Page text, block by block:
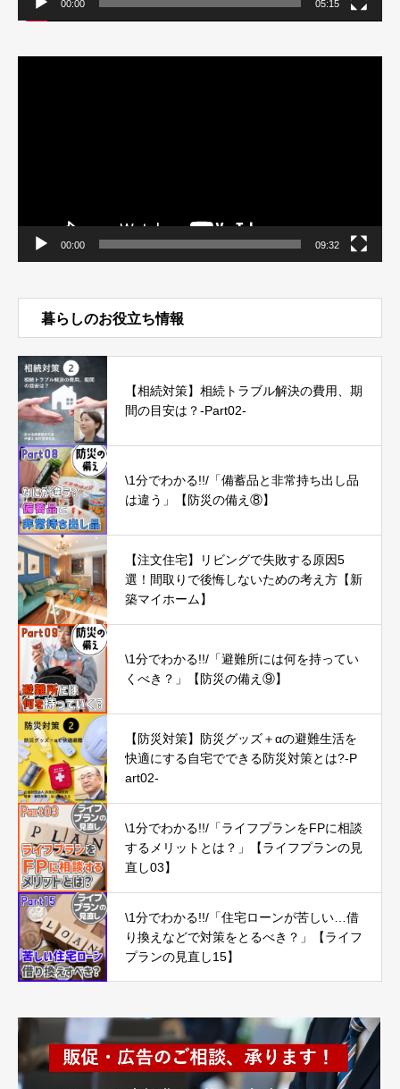
00:00 05:15
00:00 09:32
暮らしのお役立ち情報
【相続対策】相続トラブル解決の費用、期
間の目安は？-Part02-
\1分でわかる!!/「備蓄品と非常持ち出し品
は違う」【防災の備え⑧】
【注文住宅】リビングで失敗する原因5
選！間取りで後悔しないための考え方【新
築マイホーム】
\1分でわかる!!/「避難所には何を持ってい
くべき？」【防災の備え⑨】
【防災対策】防災グッズ＋αの避難生活を
快適にする自宅でできる防災対策とは?-P
art02-
\1分でわかる!!/「ライフプランをFPに相談
するメリットとは？」【ライフプランの見
直し03】
\1分でわかる!!/「住宅ローンが苦しい…借
り換えなどで対策をとるべき？」【ライフ
プランの見直し15】